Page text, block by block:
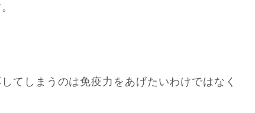
てしまうのは免疫力をあげたいわけではなく